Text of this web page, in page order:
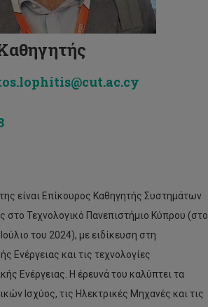
είναι Επίκουρος Καθηγητής Συστημάτων
στο Τεχνολογικό Πανεπιστήμιο Κύπρου (στο
του 2024), με ειδίκευση στη
Ενέργειας και τις τεχνολογίες
Ενέργειας. Η έρευνά του καλύπτει τα
Ισχύος, τις Ηλεκτρικές Μηχανές και τις